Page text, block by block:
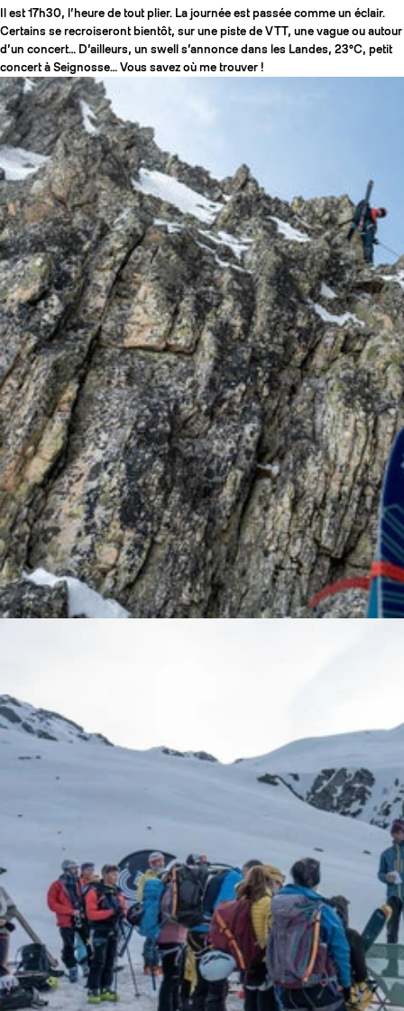
Il est 17h30, l’heure de tout plier. La journée est passée comme un éclair.
Certains se recroiseront bientôt, sur une piste de VTT, une vague ou autour
d’un concert… D’ailleurs, un swell s’annonce dans les Landes, 23°C, petit
concert à Seignosse… Vous savez où me trouver !